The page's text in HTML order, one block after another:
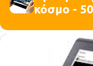
κόσμο -